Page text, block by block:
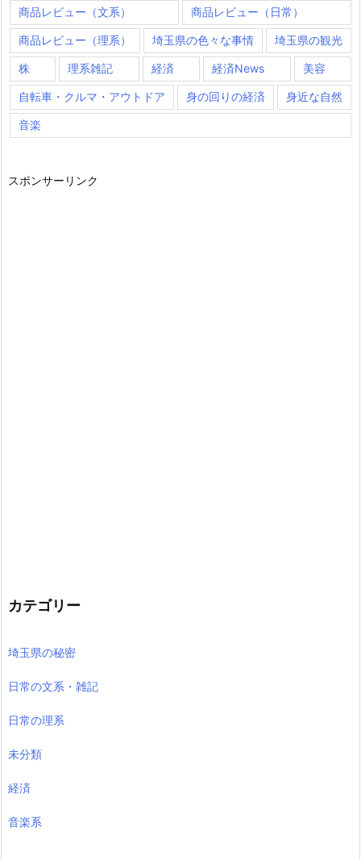
商品レビュー（文系） 商品レビュー（日常）
商品レビュー（理系） 埼玉県の色々な事情 埼玉県の観光
株 理系雑記 経済 経済News 美容
自転車・クルマ・アウトドア 身の回りの経済 身近な自然
音楽
スポンサーリンク
カテゴリー
埼玉県の秘密
日常の文系・雑記
日常の理系
未分類
経済
音楽系